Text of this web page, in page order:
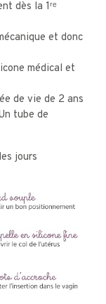
dès la 1ʳᵉ
et donc
médical et
de vie de 2 ans
tube de
jours